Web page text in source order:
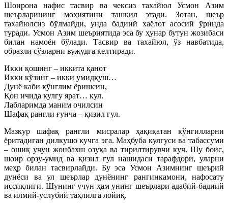
Шоирона нафис тасвир ва чексиз тахайюл Усмон Азим
шеърларининг моҳиятини ташкил этади. Зотан, шеър
тахайюлсиз бўлмайди, унда бадиий хаёлот асосий ўринда
туради. Усмон Азим шеъриятида эса бу ҳунар бутун жозибаси
билан намоён бўлади. Тасвир ва тахайюл, ўз навбатида,
образли сўзларни вужудга келтиради.
Икки қошинг – иккита қанот
Икки кўзинг – икки умидқуш…
Дунё каби кўнглим ёришсин,
Қон ичида кулгу ярат… кул.
Лабларимда маним очилсин
Шафақ рангли ғунча – қизил гул.
Мазкур шафақ рангли мисралар ҳақиқатан кўнгилларни
ёритадиган дилкушо кучга эга. Маҳбуба кулгуси ва табассуми
– ошиқ учун жонбахш озуқа ва тирилтирувчи куч. Шу боис,
шоир орзу-умид ва қизил гул нашидаси тарафдори, уларни
меҳр билан тасвирлайди. Бу эса Усмон Азимнинг шеърий
дунёси ва ул шеърлар дунёнинг рангинкамони, нафосату
иссиқлиги. Шунинг учун ҳам унинг шеърлари адабий-бадиий
ва илмий-услубий таҳлилга лойиқ.